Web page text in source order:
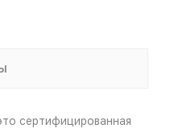
сертифицированная